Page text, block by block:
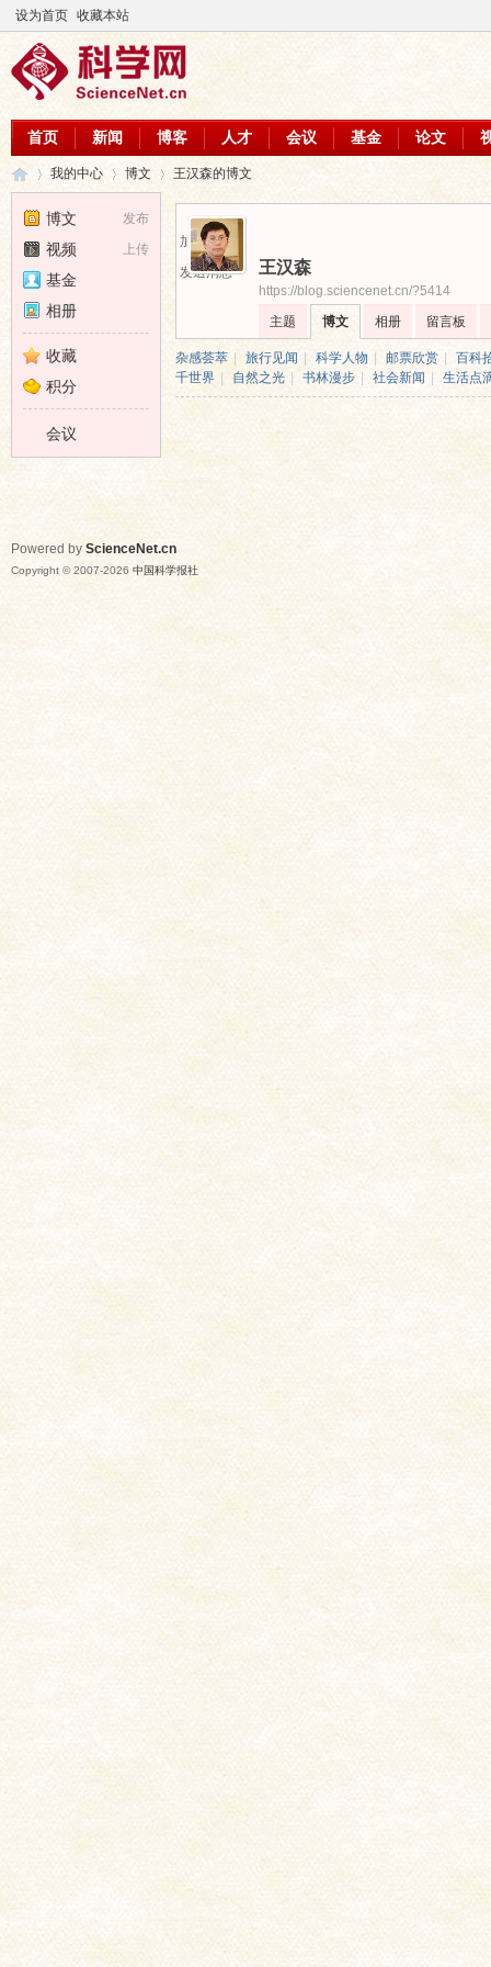
设为首页 收藏本站
首页 新闻 博客 人才 会议 基金 论文
›
我的中心 博文 王汉森的博文
加为好友
发送消息
王汉森
https://blog.sciencenet.cn/?5414
主题
博文 相册 留言板
杂感荟萃 旅行见闻 科学人物 邮票欣赏
百科
千世界
自然之光 书林漫步 社会新闻 生活点
发布
博文
上传
视频
基金
相册
收藏
积分
会议
Powered by ScienceNet.cn
Copyright © 2007-2026 中国科学报社